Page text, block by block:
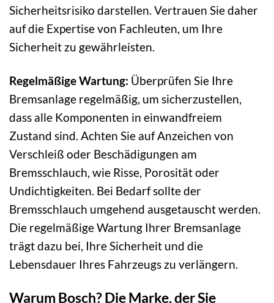
Sicherheitsrisiko darstellen. Vertrauen Sie daher
auf die Expertise von Fachleuten, um Ihre
Sicherheit zu gewährleisten.
Regelmäßige Wartung: Überprüfen Sie Ihre
Bremsanlage regelmäßig, um sicherzustellen,
dass alle Komponenten in einwandfreiem
Zustand sind. Achten Sie auf Anzeichen von
Verschleiß oder Beschädigungen am
Bremsschlauch, wie Risse, Porosität oder
Undichtigkeiten. Bei Bedarf sollte der
Bremsschlauch umgehend ausgetauscht werden.
Die regelmäßige Wartung Ihrer Bremsanlage
trägt dazu bei, Ihre Sicherheit und die
Lebensdauer Ihres Fahrzeugs zu verlängern.
Warum Bosch? Die Marke, der Sie